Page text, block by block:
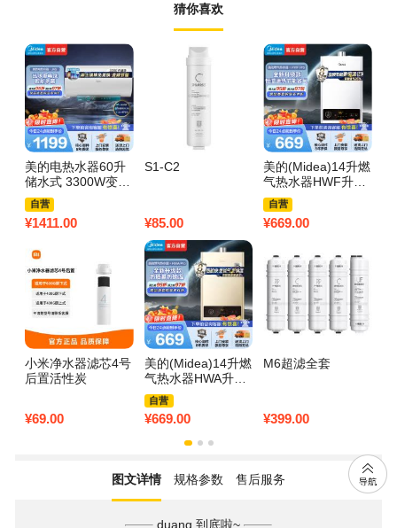
猜你喜欢
美的电热水器60升
储水式 3300W变频
免换镁棒省钱 安全
零电洗一级节能 智
能家电 F6032-JA5
自营
¥1411.00
S1-C2
¥85.00
美的(Midea)14升燃
气热水器HWF升级
款天然气家用智能
变频恒温 节能省气
低水压启动JSQ27-
自营
¥669.00
小米净水器滤芯4号
后置活性炭
¥69.00
美的(Midea)14升燃
气热水器HWA升级
款天然气家用智能
变频恒温 节能省气
低水压启动JSQ27-
HWA Pro
自营
¥669.00
M6超滤全套
¥399.00
图文详情 规格参数 售后服务
duang 到底啦~